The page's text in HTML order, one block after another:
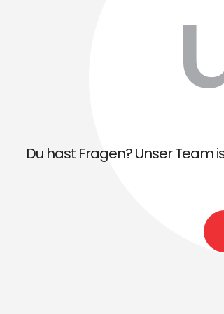
Du hast Fragen? Unser Team